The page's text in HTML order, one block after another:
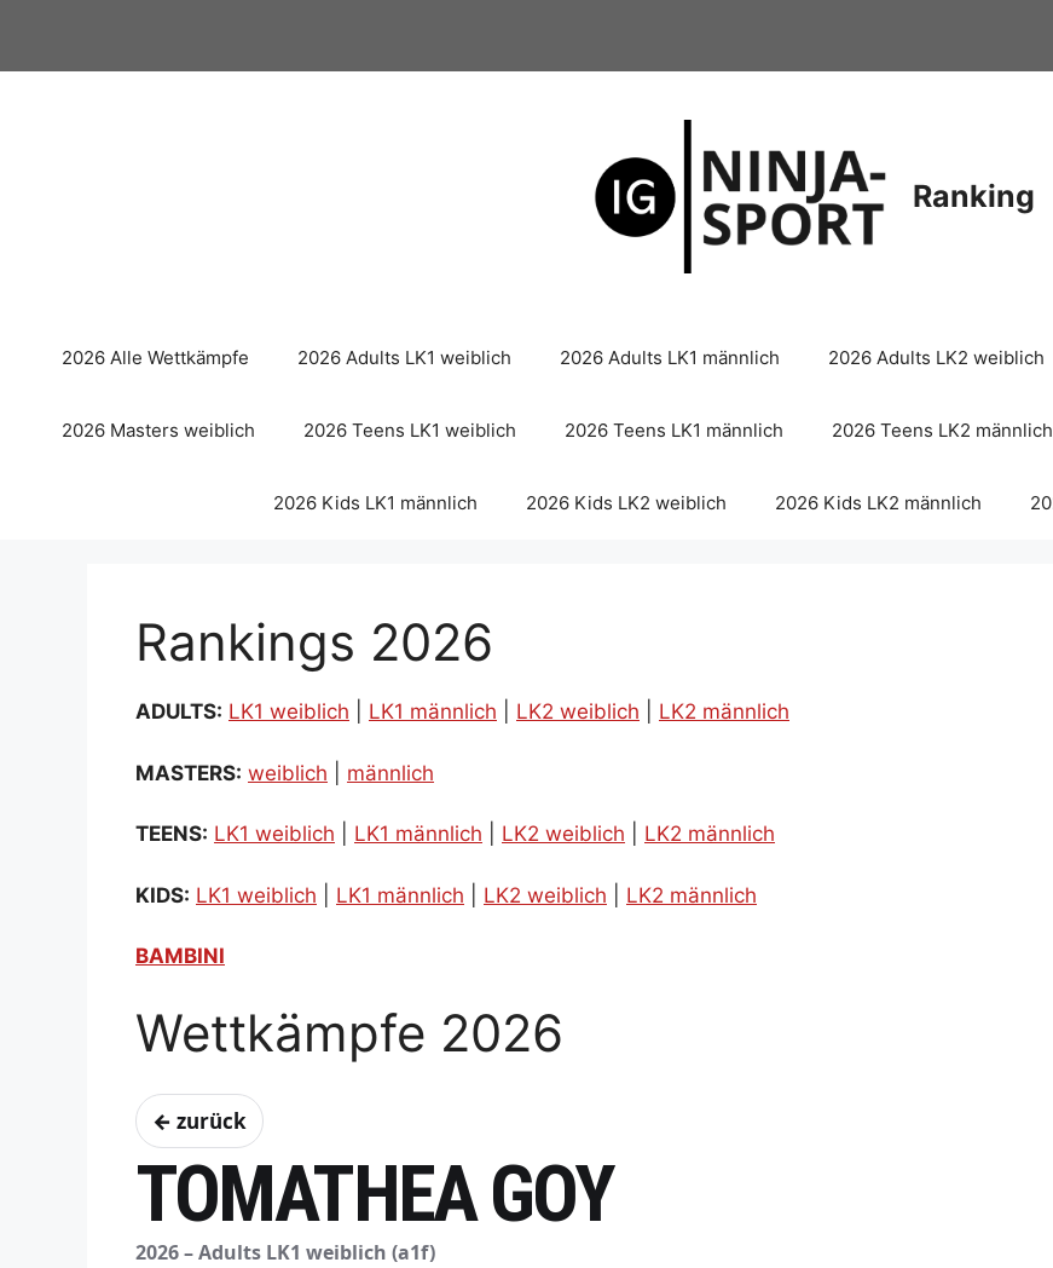
springen
Ranking
2026 Alle Wettkämpfe 2026 Adults LK1 weiblich 2026 Adults LK1 männlich 2026 Adults LK2 weiblich
2026 Masters weiblich 2026 Teens LK1 weiblich 2026 Teens LK1 männlich 2026 Teens LK2 männlich
2026 Kids LK1 männlich 2026 Kids LK2 weiblich 2026 Kids LK2 männlich
Rankings 2026
ADULTS: LK1 weiblich LK1 männlich LK2 weiblich LK2 männlich
MASTERS: weiblich männlich
TEENS: LK1 weiblich LK1 männlich LK2 weiblich LK2 männlich
KIDS: LK1 weiblich LK1 männlich LK2 weiblich LK2 männlich
BAMBINI
Wettkämpfe 2026
← zurück
TOMATHEA GOY
2026 – Adults LK1 weiblich (a1f)